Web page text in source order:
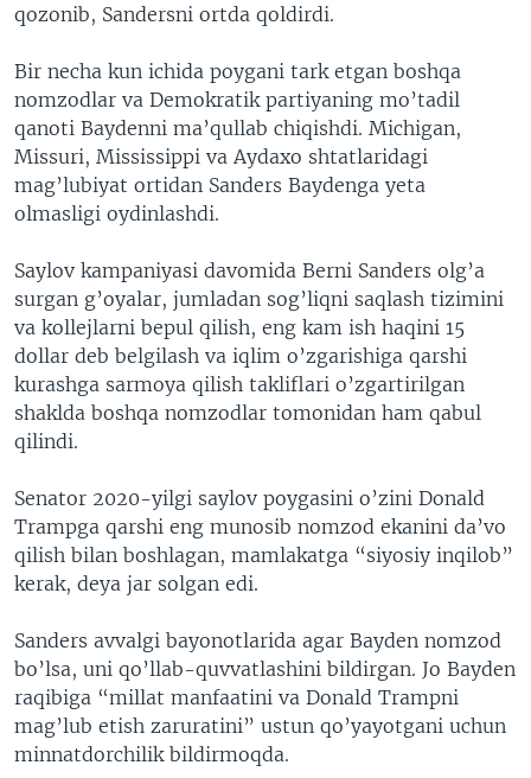
qozonib, Sandersni ortda qoldirdi.
Bir necha kun ichida poygani tark etgan boshqa
nomzodlar va Demokratik partiyaning mo’tadil
qanoti Baydenni ma’qullab chiqishdi. Michigan,
Missuri, Mississippi va Aydaxo shtatlaridagi
mag’lubiyat ortidan Sanders Baydenga yeta
olmasligi oydinlashdi.
Saylov kampaniyasi davomida Berni Sanders olg’a
surgan g’oyalar, jumladan sog’liqni saqlash tizimini
va kollejlarni bepul qilish, eng kam ish haqini 15
dollar deb belgilash va iqlim o’zgarishiga qarshi
kurashga sarmoya qilish takliflari o’zgartirilgan
shaklda boshqa nomzodlar tomonidan ham qabul
qilindi.
Senator 2020-yilgi saylov poygasini o’zini Donald
Trampga qarshi eng munosib nomzod ekanini da’vo
qilish bilan boshlagan, mamlakatga “siyosiy inqilob”
kerak, deya jar solgan edi.
Sanders avvalgi bayonotlarida agar Bayden nomzod
bo’lsa, uni qo’llab-quvvatlashini bildirgan. Jo Bayden
raqibiga “millat manfaatini va Donald Trampni
mag’lub etish zaruratini” ustun qo’yayotgani uchun
minnatdorchilik bildirmoqda.